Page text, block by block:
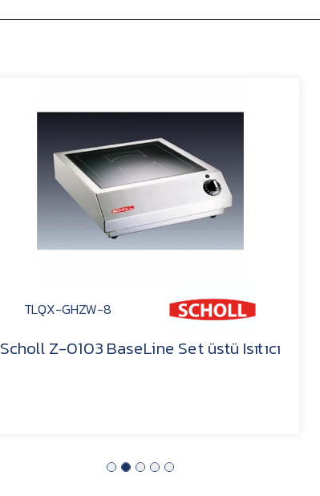
TLQX-GHZW-8
Scholl Z-0103 BaseLine Set üstü Isıtıcı